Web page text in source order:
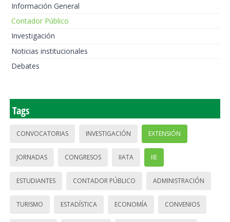
Información General
Contador Público
Investigación
Noticias institucionales
Debates
Tags
CONVOCATORIAS INVESTIGACIÓN EXTENSIÓN
JORNADAS CONGRESOS IIATA IIE
ESTUDIANTES CONTADOR PÚBLICO ADMINISTRACIÓN
TURISMO ESTADÍSTICA ECONOMÍA CONVENIOS